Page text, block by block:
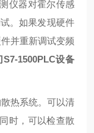
仪器对霍尔传感
。如果发现硬件
并重新调试变频
S7-1500PLC设备
热系统。可以清
时，可以检查散